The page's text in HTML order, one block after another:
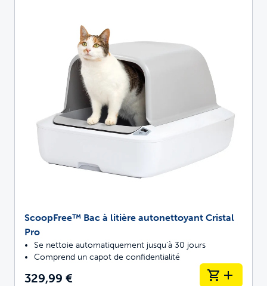
ScoopFree™ Bac à litière autonettoyant Cristal
Pro
Se nettoie automatiquement jusqu'à 30 jours
Comprend un capot de confidentialité
329,99 €